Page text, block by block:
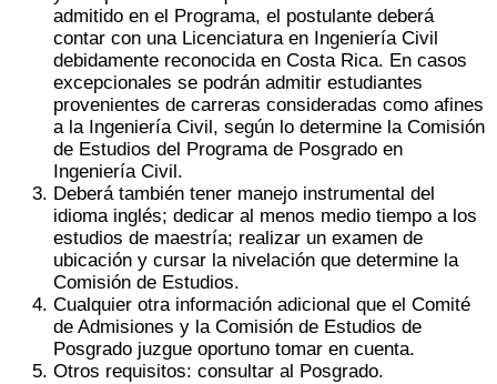
admitido en el Programa, el postulante deberá
contar con una Licenciatura en Ingeniería Civil
debidamente reconocida en Costa Rica. En casos
excepcionales se podrán admitir estudiantes
provenientes de carreras consideradas como afines
a la Ingeniería Civil, según lo determine la Comisión
de Estudios del Programa de Posgrado en
Ingeniería Civil.
Deberá también tener manejo instrumental del
idioma inglés; dedicar al menos medio tiempo a los
estudios de maestría; realizar un examen de
ubicación y cursar la nivelación que determine la
Comisión de Estudios.
Cualquier otra información adicional que el Comité
de Admisiones y la Comisión de Estudios de
Posgrado juzgue oportuno tomar en cuenta.
Otros requisitos: consultar al Posgrado.